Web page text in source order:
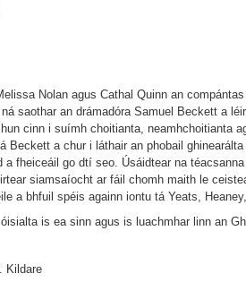
Nolan agus Cathal Quinn an
saothar an drámadóra Samuel Beckett a
cinn i suímh choitianta, neamhchoitianta
Beckett a chur i láthair an phobail
a fheiceáil go dtí seo. Úsáidtear na
siamsaíocht ar fáil chomh maith le
a bhfuil spéis againn iontu tá Yeats,
is ea sinn agus is luachmhar linn an
Kildare